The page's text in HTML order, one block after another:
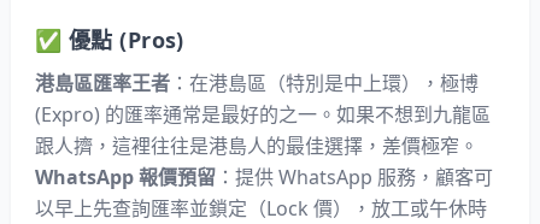
✅ 優點 (Pros)
港島區匯率王者 ：在港島區（特別是中上環），極博
(Expro) 的匯率通常是最好的之一。如果不想到九龍區
跟人擠，這裡往往是港島人的最佳選擇，差價極窄。
WhatsApp 報價預留 ：提供 WhatsApp 服務，顧客可
以早上先查詢匯率並鎖定（Lock 價），放工或午休時